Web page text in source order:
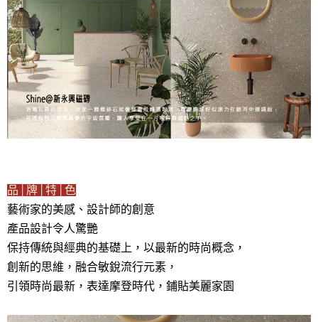
品│牌│特│色
藝術家的美感、設計師的創意
產品設計令人驚艷
保持傳統與經典的基礎上，以最新的時尚概念，
創新的思維，融合敏銳流行元素，
引領時尚最新，表達摩登時代，鋪貼美麗家園